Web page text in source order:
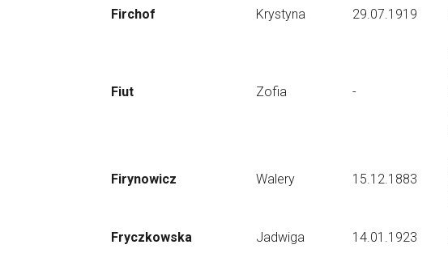
Firchof Krystyna 29.07.1919
Fiut Zofia -
Firynowicz Walery 15.12.1883
Fryczkowska Jadwiga 14.01.1923